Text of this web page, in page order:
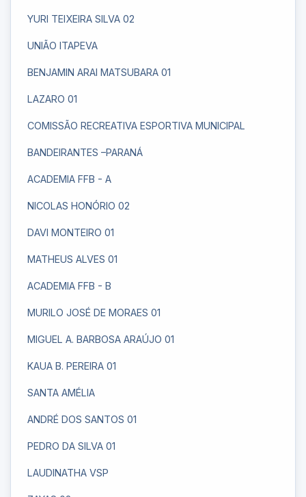
YURI TEIXEIRA SILVA 02
UNIÃO ITAPEVA
BENJAMIN ARAI MATSUBARA 01
LAZARO 01
COMISSÃO RECREATIVA ESPORTIVA MUNICIPAL
BANDEIRANTES –PARANÁ
ACADEMIA FFB - A
NICOLAS HONÓRIO 02
DAVI MONTEIRO 01
MATHEUS ALVES 01
ACADEMIA FFB - B
MURILO JOSÉ DE MORAES 01
MIGUEL A. BARBOSA ARAÚJO 01
KAUA B. PEREIRA 01
SANTA AMÉLIA
ANDRÉ DOS SANTOS 01
PEDRO DA SILVA 01
LAUDINATHA VSP